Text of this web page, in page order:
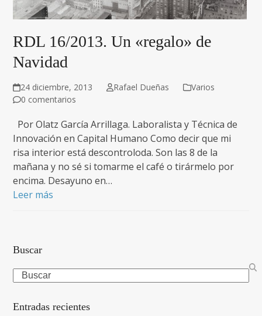
RDL 16/2013. Un «regalo» de
Navidad
24 diciembre, 2013 Rafael Dueñas
Varios
0 comentarios
Por Olatz García Arrillaga. Laboralista y Técnica de
Innovación en Capital Humano Como decir que mi
risa interior está descontroloda. Son las 8 de la
mañana y no sé si tomarme el café o tirármelo por
encima. Desayuno en…
Leer más
Buscar
Search
Entradas recientes